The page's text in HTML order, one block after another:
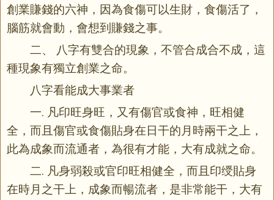
創業賺錢的六神，因為食傷可以生財，食傷活了，
腦筋就會動，會想到賺錢之事。
二、 八字有雙合的現象，不管合成合不成，這
種現象有獨立創業之命。
八字看能成大事業者
一. 凡印旺身旺，又有傷官或食神，旺相健
全，而且傷官或食傷貼身在日干的月時兩干之上，
此為成象而流通者，為很有才能，大有成就之命。
二. 凡身弱殺或官印旺相健全，而且印绶貼身
在時月之干上，成象而暢流者，是非常能干，大有